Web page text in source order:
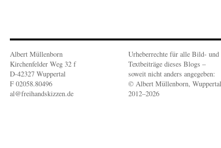
Albert Müllenborn
Kirchenfelder Weg 32 f
D-42327 Wuppertal
F 02058.80496
al@freihandskizzen.de
Urheberrechte für alle Bild- und
Textbeiträge dieses Blogs –
soweit nicht anders angegeben:
© Albert Müllenborn, Wuppertal
2012–2026